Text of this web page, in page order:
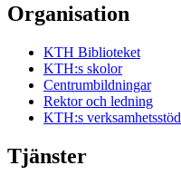
Organisation
KTH Biblioteket
KTH:s skolor
Centrumbildningar
Rektor och ledning
KTH:s verksamhetsstöd
Tjänster